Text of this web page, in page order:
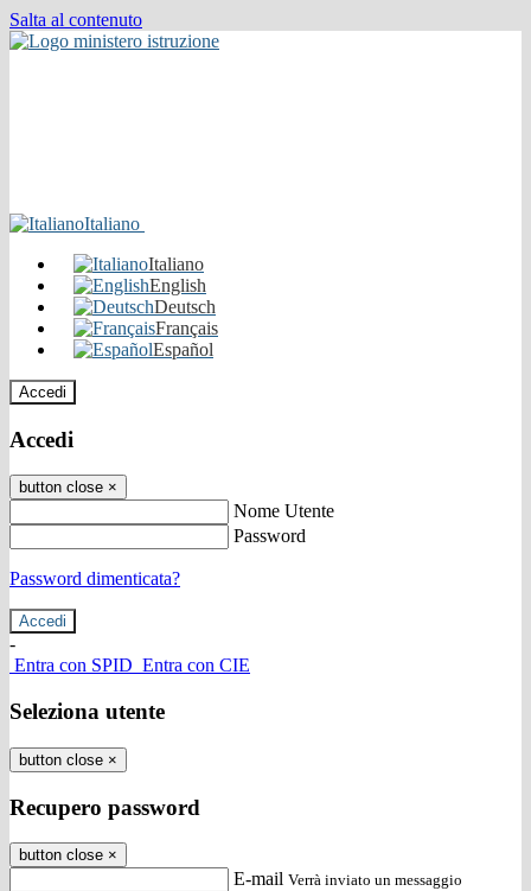
Salta al contenuto
Italiano
Italiano
English
Deutsch
Français
Español
Accedi
Accedi
button close ×
Nome Utente
Password
Password dimenticata?
-
Entra con SPID Entra con CIE
Seleziona utente
button close ×
Recupero password
button close ×
E-mail Verrà inviato un messaggio